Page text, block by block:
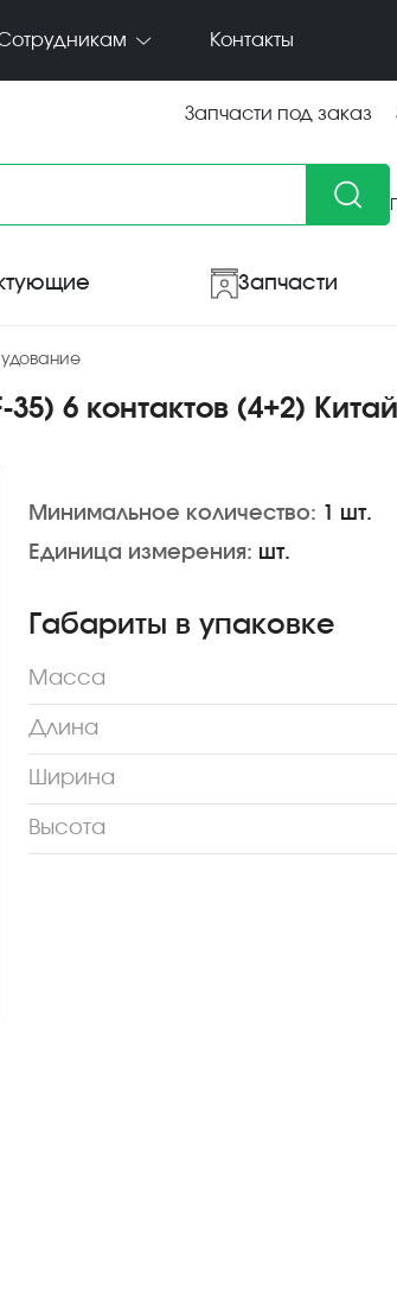
Контакты
Запчасти под заказ
Запчасти
6 контактов (4+2) Китай
Минимальное количество: 1 шт.
Единица измерения: шт.
Габариты в упаковке
Масса
Длина
Ширина
Высота